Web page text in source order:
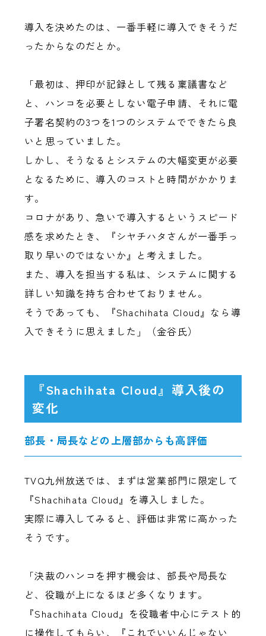
導入を決めたのは、一番手軽に導入できそうだ
ったからなのだとか。
「最初は、押印が記録として残る稟議書など
と、ハンコを必要としない電子申請、それに電
子署名契約の3つを1つのシステムでできたら良
いと思っていました。
しかし、そうなるとシステムの大幅変更が必要
となるために、導入のコストと時間がかかりま
す。
コロナがあり、急いで導入するというスピード
感を求めたとき、『シヤチハタさんが一番手っ
取り早いのではないか』と考えました。
また、導入を担当する私は、システムに関する
詳しい知識を持ち合わせておりません。
そうであっても、『Shachihata Cloud』なら導
入できそうに思えました」（金谷氏）
『Shachihata Cloud』導入後の
変化
部長・局長などの上層部からも高評価
TVQ九州放送では、まずは営業部門に限定して
『Shachihata Cloud』を導入しました。
実際に導入してみると、評価は非常に高かった
そうです。
「決裁のハンコを押す機会は、部長や局長な
ど、役職が上になるほど多くなります。
『Shachihata Cloud』を役職者中心にテスト的
に操作してもらい、『これでいいんじゃない